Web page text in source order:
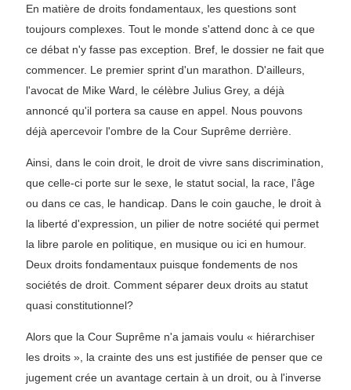
En matière de droits fondamentaux, les questions sont
toujours complexes. Tout le monde s'attend donc à ce que
ce débat n'y fasse pas exception. Bref, le dossier ne fait que
commencer. Le premier sprint d'un marathon. D'ailleurs,
l'avocat de Mike Ward, le célèbre Julius Grey, a déjà
annoncé qu'il portera sa cause en appel. Nous pouvons
déjà apercevoir l'ombre de la Cour Suprême derrière.
Ainsi, dans le coin droit, le droit de vivre sans discrimination,
que celle-ci porte sur le sexe, le statut social, la race, l'âge
ou dans ce cas, le handicap. Dans le coin gauche, le droit à
la liberté d'expression, un pilier de notre société qui permet
la libre parole en politique, en musique ou ici en humour.
Deux droits fondamentaux puisque fondements de nos
sociétés de droit. Comment séparer deux droits au statut
quasi constitutionnel?
Alors que la Cour Suprême n'a jamais voulu « hiérarchiser
les droits », la crainte des uns est justifiée de penser que ce
jugement crée un avantage certain à un droit, ou à l'inverse